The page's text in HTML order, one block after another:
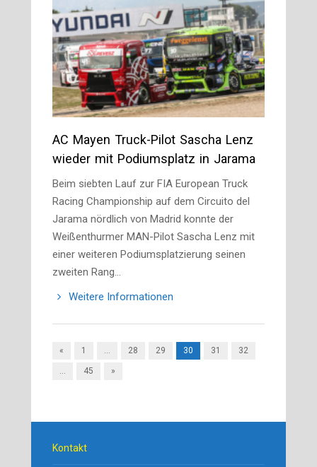
AC Mayen Truck-Pilot Sascha Lenz
wieder mit Podiumsplatz in Jarama
Beim siebten Lauf zur FIA European Truck
Racing Championship auf dem Circuito del
Jarama nördlich von Madrid konnte der
Weißenthurmer MAN-Pilot Sascha Lenz mit
einer weiteren Podiumsplatzierung seinen
zweiten Rang…
Weitere Informationen
« 1 … 28 29 30 31 32
… 45 »
Kontakt